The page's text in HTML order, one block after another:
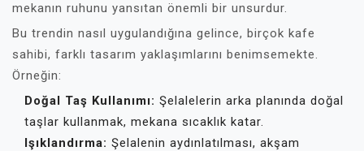
mekanın ruhunu yansıtan önemli bir unsurdur.
Bu trendin nasıl uygulandığına gelince, birçok kafe
sahibi, farklı tasarım yaklaşımlarını benimsemekte.
Örneğin:
Doğal Taş Kullanımı: Şelalelerin arka planında doğal
taşlar kullanmak, mekana sıcaklık katar.
Işıklandırma: Şelalenin aydınlatılması, akşam